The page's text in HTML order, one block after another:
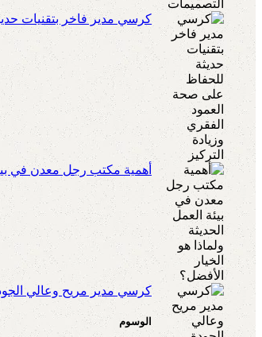
كرسي مدير فاخر بتقنيات
أهمية مكتب رجل معدن في
كرسي مدير مريح وعالي
الوسوم